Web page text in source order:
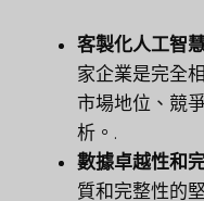
客製化人工智
家企業是完全
市場地位、競
析。.
數據卓越性和
質和完整性的